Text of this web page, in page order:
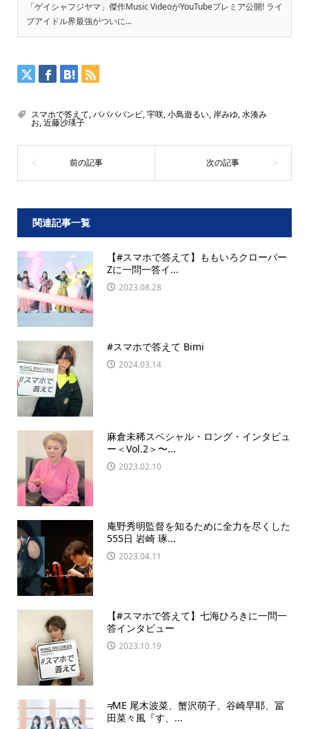
「ゲイシャフジヤマ」傑作Music VideoがYouTubeプレミア公開! ライ
ブアイドル界最強がついに...
スマホで答えて,ババババンビ,宇咲,小鳥遊るい, 岸みゆ,水湊み
お,近藤沙瑛子
関連記事一覧
【#スマホで答えて】ももいろクローバー
Zに一問一答イ...
2023.08.28
#スマホで答えて Bimi
2024.03.14
麻倉未稀スペシャル・ロング・インタビュ
ー＜Vol.2＞〜...
2023.02.10
庵野秀明監督を知るために全力を尽くした
555日 岩崎 琢...
2023.04.11
【#スマホで答えて】七海ひろきに一問一
答インタビュー
2023.10.19
≠ME 尾木波菜、蟹沢萌子、谷崎早耶、冨
田菜々風『す、...